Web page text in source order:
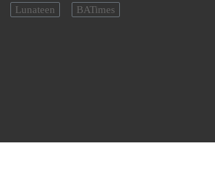
Lunateen BATimes